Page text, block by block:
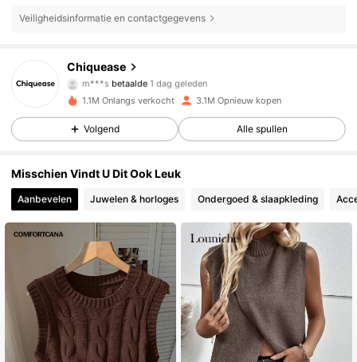
Veiligheidsinformatie en contactgegevens
Chiquease
4.85 287K Volgers
4.85
287K Volgers
m***s betaalde 1 dag geleden
r***7gevolgd12 uur geleden
4.85
4.85 287K Volgers
287K Volgers
287K Volgers
4.85 287K Volgers
1.1M Onlangs verkocht 3.1M Opnieuw kopen
Volgend Alle spullen
Misschien Vindt U Dit Ook Leuk
Aanbevelen Juwelen & horloges Ondergoed & slaapkleding